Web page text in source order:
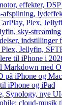
effekter,
Plex,
sky-
indstillinger
Jellyfin,
til iPhone i
Markdown med
iPhone og
iPhone og iPad
Synology, nye
cloud-musik